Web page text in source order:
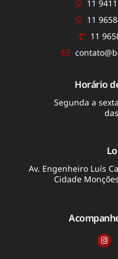
11
11
11
Horário
Segunda a
Av. Engenheiro Luís
Cidade